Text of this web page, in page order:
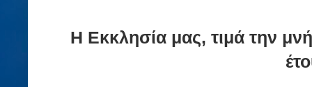
Η Εκκλησία μας, τιμά την